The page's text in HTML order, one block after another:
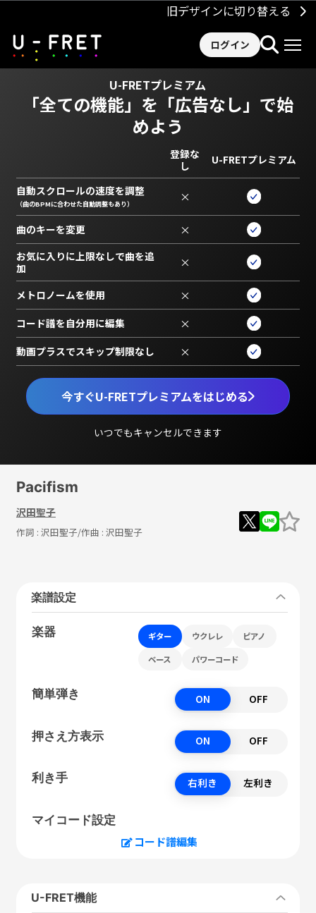
旧デザインに切り替える
ログイン
U-FRETプレミアム
「全ての機能」を 「広告なし」で始
めよう
今すぐU-FRETプレミアムをはじめる
いつでもキャンセルできます
登録な
し
U-FRETプレミアム
自動スクロールの速度を調整
（曲のBPMに合わせた自動調整もあり） ×
曲のキーを変更 ×
お気に入りに上限なしで曲を追
加
×
メトロノームを使用 ×
コード譜を自分用に編集 ×
動画プラスでスキップ制限なし ×
Pacifism
沢田聖子
作詞 : 沢田聖子/作曲 : 沢田聖子
楽譜設定
楽器 ギター ウクレレ ピアノ
ベース パワーコード
簡単弾き ON OFF
押さえ方表示 ON OFF
利き手 右利き 左利き
マイコード設定
コード譜編集
U-FRET機能